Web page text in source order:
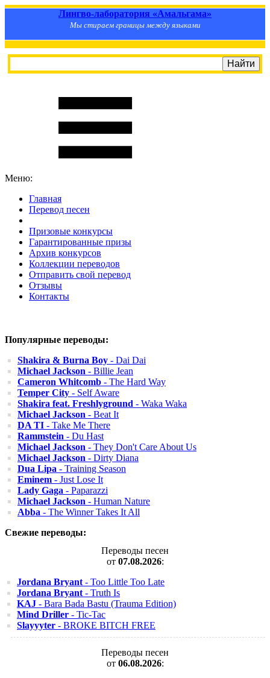
Лингво-лаборатория «Амальгама»
Мы стираем границы между языками
Меню:
Главная
Перевод песен
Призовые конкурсы
Гарантированные призы
Архив конкурсов
Коллекции переводов
Отправить свой перевод
Отзывы
Контакты
Популярные переводы:
Shakira & Burna Boy - Dai Dai
Michael Jackson - Billie Jean
Cameron Whitcomb - The Hard Way
Temper City - Self Aware
Shakira feat. Freshlyground - Waka Waka
Michael Jackson - Beat It
DA TI - Take Me There
Rammstein - Du Hast
Michael Jackson - They Don't Care About Us
Michael Jackson - Dirty Diana
Dua Lipa - Training Season
Eminem - Just Lose It
Lady Gaga - Paparazzi
Michael Jackson - Human Nature
Abba - The Winner Takes It All
Свежие переводы:
Переводы песен
от 07.08.2026:
Jordana Bryant - Too Little Too Late
Jordana Bryant - Truth Is
KAJ - Bara Bada Bastu (Trauma Edition)
Mind Driller - Tic-Tac
Slayyyter - BROKE BITCH FREE
Переводы песен
от 06.08.2026: